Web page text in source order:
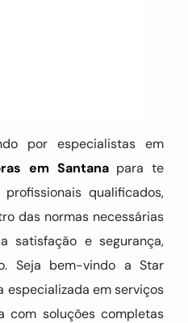
por especialistas em
em Santanapara te
qualificados,
das normas necessárias
satisfação e segurança,
Seja bem-vindo a Star
especializada em serviços
com soluções completas